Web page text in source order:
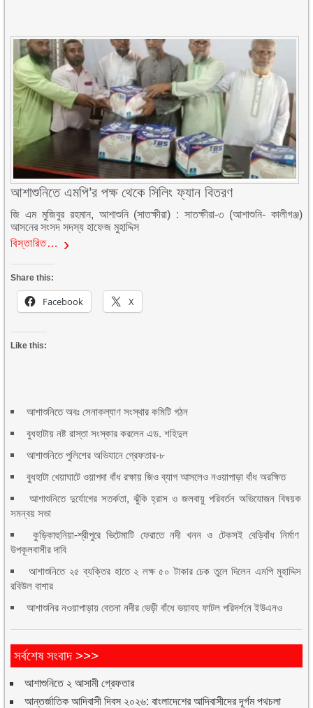
আশাশুনিতে এমপি’র পক্ষ থেকে সিলিং ফ্যান বিতরণ
জি এম মুজিবুর রহমান, আশাশুনি (সাতক্ষীরা) : সাতক্ষীরা-৩ (আশাশুনি- কালীগঞ্জ)
আসনের সংসদ সদস্য হাফেজ মুহাদ্দিস
বিস্তারিত…
Share this:
Facebook X
Like this:
আশাশুনিতে অবঃ সেনাকল্যাণ সংস্থার কমিটি গঠন
বুধহাটায় নষ্ট রাস্তা সংস্কার করলেন এড. শহিদুল
আশাশুনিতে পুলিশের অভিযানে গ্রেফতার-৮
বুধহাটা খেয়াঘাটে ওয়াপদা বাঁধ রক্ষায় জিও ব্যাগ আসলেও নওয়াপাড়া বাঁধ অরক্ষিত
আশাশুনিতে দুর্যোগের সতর্কতা, ঝুঁকি হ্রাস ও জলবায়ু পরিবর্তন অভিযোজন বিষয়ক
সমন্বয় সভা
কুড়িকাহুনিয়া-শ্রীপুরে ভিটেমাটি ফেরাতে নদী খনন ও টেকসই বেড়িবাঁধ নির্মাণ
উপকূলবাসীর দাবি
আশাশুনিতে ২৫ ব্যক্তির হাতে ২ লক্ষ ৫০ টাকার চেক তুলে দিলেন এমপি মুহাদ্দিস
রবিউল বাশার
আশাশুনির নওয়াপাড়ায় বেতনা নদীর ভেড়ী বাঁধে ভয়াবহ ফাটল পরিদর্শনে ইউএনও
সর্বশেষ সংবাদ >>>
আশাশুনিতে ২ আসামী গ্রেফতার
আন্তর্জাতিক আদিবাসী দিবস ২০২৬: বাংলাদেশের আদিবাসীদের দূর্গম পথচলা